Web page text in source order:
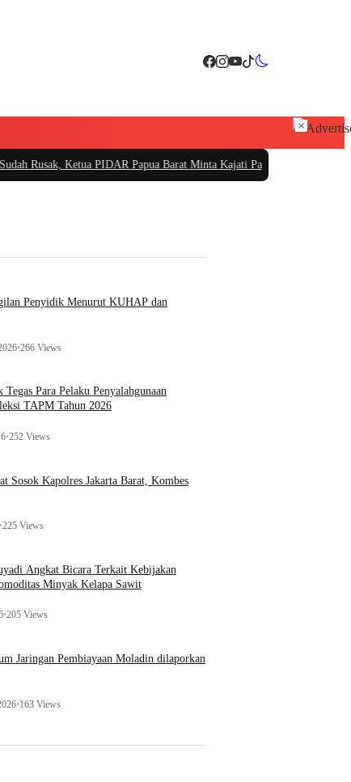
PIDAR Papua Barat Minta Kajati Papua Periksa PT. Fajar Papua
Penyidik Menurut KUHAP dan
•266 Views
Para Pelaku Penyalahgunaan
TAPM Tahun 2026
•252 Views
Sosok Kapolres Jakarta Barat, Kombes
•225 Views
Angkat Bicara Terkait Kebijakan
Minyak Kelapa Sawit
•205 Views
Jaringan Pembiayaan Moladin dilaporkan
•163 Views
×